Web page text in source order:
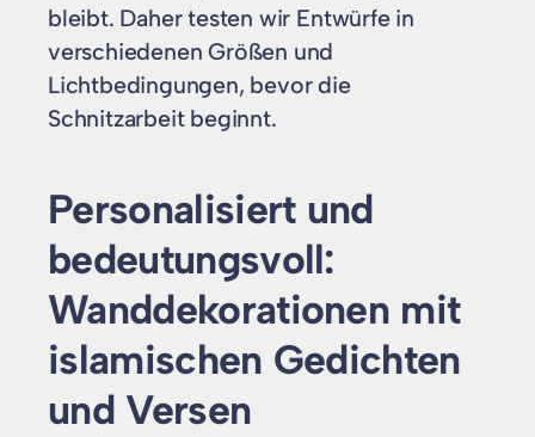
bleibt. Daher testen wir Entwürfe in
verschiedenen Größen und
Lichtbedingungen, bevor die
Schnitzarbeit beginnt.
Personalisiert und
bedeutungsvoll:
Wanddekorationen mit
islamischen Gedichten
und Versen